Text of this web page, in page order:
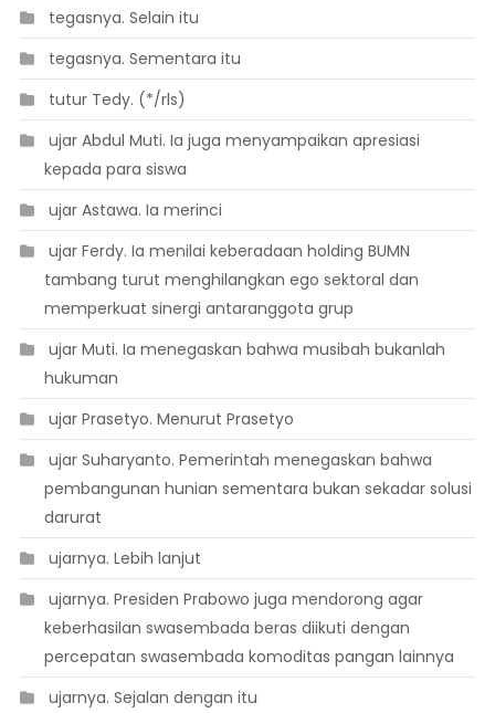
 tegasnya. Selain itu
 tegasnya. Sementara itu
 tutur Tedy. (*/rls)
 ujar Abdul Muti. Ia juga menyampaikan apresiasi
kepada para siswa
 ujar Astawa. Ia merinci
 ujar Ferdy. Ia menilai keberadaan holding BUMN
tambang turut menghilangkan ego sektoral dan
memperkuat sinergi antaranggota grup
 ujar Muti. Ia menegaskan bahwa musibah bukanlah
hukuman
 ujar Prasetyo. Menurut Prasetyo
 ujar Suharyanto. Pemerintah menegaskan bahwa
pembangunan hunian sementara bukan sekadar solusi
darurat
 ujarnya. Lebih lanjut
 ujarnya. Presiden Prabowo juga mendorong agar
keberhasilan swasembada beras diikuti dengan
percepatan swasembada komoditas pangan lainnya
 ujarnya. Sejalan dengan itu